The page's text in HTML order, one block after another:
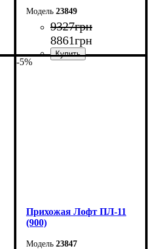
23849
9327грн
8861грн
-5%
Прихожая Лофт ПЛ-11
(900)
23847